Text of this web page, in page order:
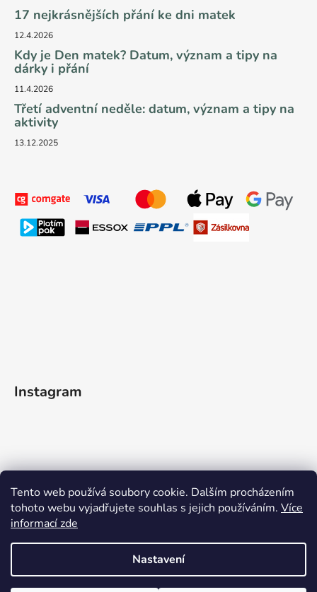
Tento web používá soubory cookie. Dalším procházením
tohoto webu vyjadřujete souhlas s jejich používáním. Více
informací zde
Nastavení
17 nejkrásnějších přání ke dni matek
12.4.2026
Kdy je Den matek? Datum, význam a tipy na
dárky i přání
11.4.2026
Třetí adventní neděle: datum, význam a tipy na
aktivity
13.12.2025
Instagram
Sledovat na Instagramu